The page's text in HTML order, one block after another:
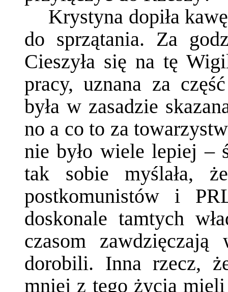
Krystyna dopiła
do sprzątania. Za
Cieszyła się na tę
pracy, uznana za
była w zasadzie
no a co to za
nie było wiele lepiej –
tak sobie myślała,
postkomunistów i
doskonale tamtych
czasom
dorobili. Inna rzecz,
mniej z tego życia